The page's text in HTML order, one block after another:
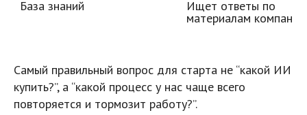
База знаний Ищет ответы по
материалам компании
Самый правильный вопрос для старта не “какой ИИ
купить?”, а “какой процесс у нас чаще всего
повторяется и тормозит работу?”.